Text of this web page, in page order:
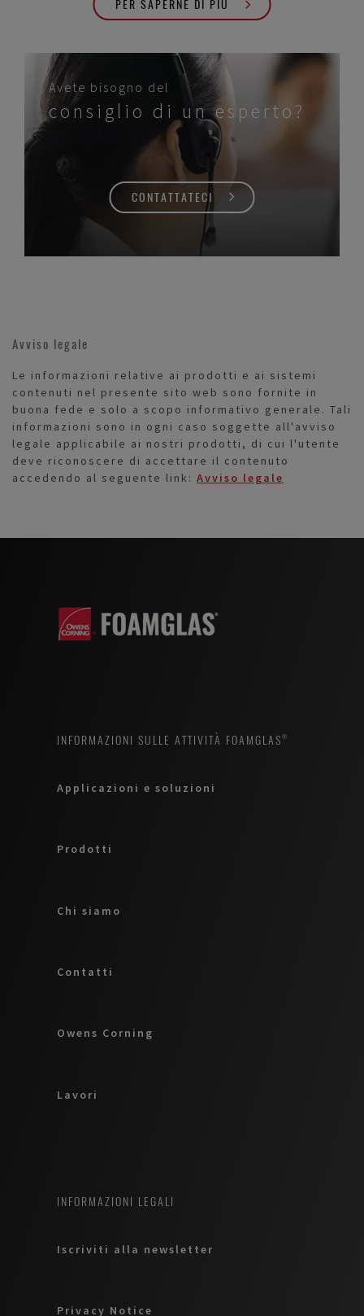
PER SAPERNE DI PIÙ
Avete bisogno del
consiglio di un esperto?
CONTATTATECI
Avviso legale
Le informazioni relative ai prodotti e ai sistemi
contenuti nel presente sito web sono fornite in
buona fede e solo a scopo informativo generale. Tali
informazioni sono in ogni caso soggette all'avviso
legale applicabile ai nostri prodotti, di cui l'utente
deve riconoscere di accettare il contenuto
accedendo al seguente link: Avviso legale
INFORMAZIONI SULLE ATTIVITÀ FOAMGLAS®
Applicazioni e soluzioni
Prodotti
Chi siamo
Contatti
Owens Corning
Lavori
INFORMAZIONI LEGALI
Iscriviti alla newsletter
Privacy Notice